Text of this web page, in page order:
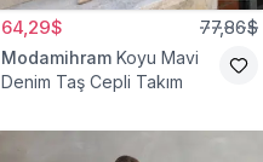
64,29$ 77,86$
Modamihram Koyu Mavi
Denim Taş Cepli Takım